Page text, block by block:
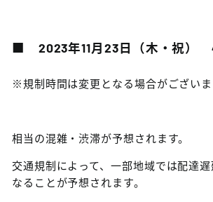
■ 2023年11月23日 （木・祝）
※規制時間は変更となる場合がございま
相当の混雑・渋滞が予想されます。
交通規制によって、一部地域では配達
なることが予想されます。